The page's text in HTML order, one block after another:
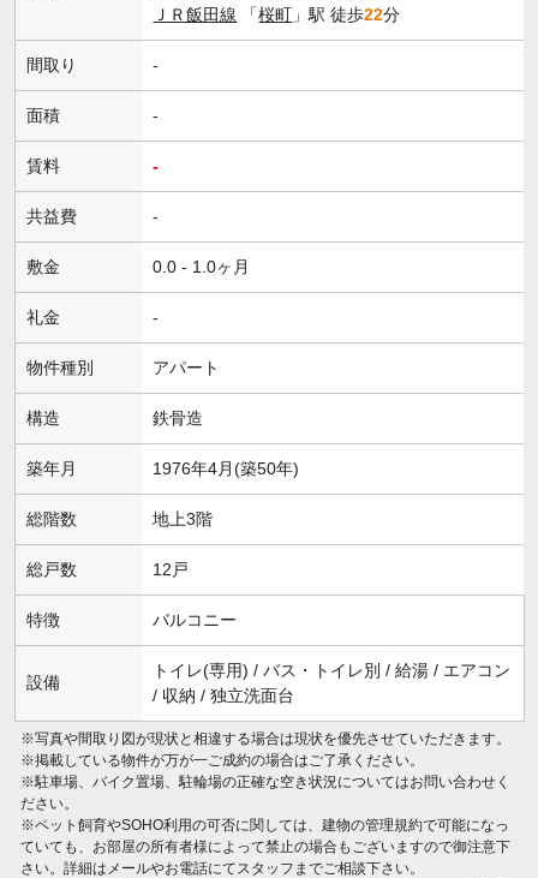
ＪＲ飯田線 「桜町 」駅 徒歩22分
間取り -
面積 -
賃料 -
共益費 -
敷金 0.0 - 1.0ヶ月
礼金 -
物件種別 アパート
構造 鉄骨造
築年月 1976年4月(築50年)
総階数 地上3階
総戸数 12戸
特徴 バルコニー
設備
トイレ(専用) / バス・トイレ別 / 給湯 / エアコン
/ 収納 / 独立洗面台
※写真や間取り図が現状と相違する場合は現状を優先させていただきます。
※掲載している物件が万が一ご成約の場合はご了承ください。
※駐車場、バイク置場、駐輪場の正確な空き状況についてはお問い合わせく
ださい。
※ペット飼育やSOHO利用の可否に関しては、建物の管理規約で可能になっ
ていても、お部屋の所有者様によって禁止の場合もございますので御注意下
さい。詳細はメールやお電話にてスタッフまでご相談下さい。